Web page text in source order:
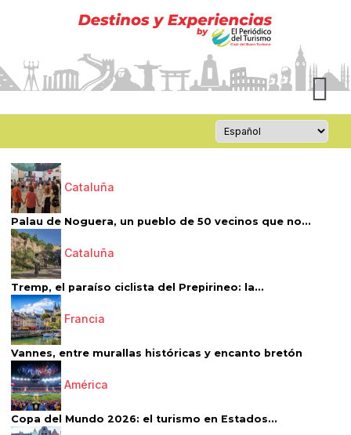
Cataluña
Palau de Noguera, un pueblo de 50 vecinos que no...
Cataluña
Tremp, el paraíso ciclista del Prepirineo: la...
Francia
Vannes, entre murallas históricas y encanto bretón
América
Copa del Mundo 2026: el turismo en Estados...